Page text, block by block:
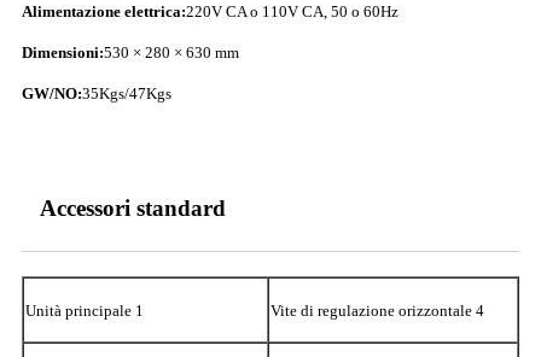
Alimentazione elettrica:220V CA o 110V CA, 50 o 60Hz
Dimensioni:530 × 280 × 630 mm
GW/NO:35Kgs/47Kgs
Accessori standard
Unità principale 1 Vite di regulazione orizzontale 4